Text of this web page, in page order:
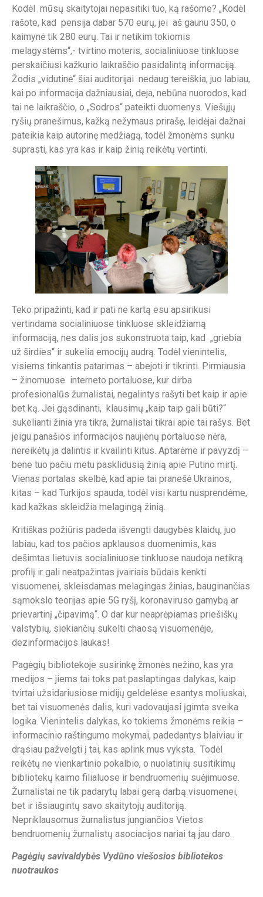
Kodėl mūsų skaitytojai nepasitiki tuo, ką rašome? „Kodėl
rašote, kad pensija dabar 570 eurų, jei aš gaunu 350, o
kaimynė tik 280 eurų. Tai ir netikim tokiomis
melagystėms“,- tvirtino moteris, socialiniuose tinkluose
perskaičiusi kažkurio laikraščio pasidalintą informaciją.
Žodis „vidutinė“ šiai auditorijai nedaug tereiškia, juo labiau,
kai po informacija dažniausiai, deja, nebūna nuorodos, kad
tai ne laikraščio, o „Sodros“ pateikti duomenys. Viešųjų
ryšių pranešimus, kažką nežymaus prirašę, leidėjai dažnai
pateikia kaip autorinę medžiagą, todėl žmonėms sunku
suprasti, kas yra kas ir kaip žinią reikėtų vertinti.
Teko pripažinti, kad ir pati ne kartą esu apsirikusi
vertindama socialiniuose tinkluose skleidžiamą
informaciją, nes dalis jos sukonstruota taip, kad „griebia
už širdies“ ir sukelia emocijų audrą. Todėl vienintelis,
visiems tinkantis patarimas – abejoti ir tikrinti. Pirmiausia
– žinomuose interneto portaluose, kur dirba
profesionalūs žurnalistai, negalintys rašyti bet kaip ir apie
bet ką. Jei gąsdinanti, klausimų „kaip taip gali būti?“
sukelianti žinia yra tikra, žurnalistai tikrai apie tai rašys. Bet
jeigu panašios informacijos naujienų portaluose nėra,
nereikėtų ja dalintis ir kvailinti kitus. Aptarėme ir pavyzdį –
bene tuo pačiu metu pasklidusią žinią apie Putino mirtį.
Vienas portalas skelbė, kad apie tai pranešė Ukrainos,
kitas – kad Turkijos spauda, todėl visi kartu nusprendėme,
kad kažkas skleidžia melagingą žinią.
Kritiškas požiūris padeda išvengti daugybės klaidų, juo
labiau, kad tos pačios apklausos duomenimis, kas
dešimtas lietuvis socialiniuose tinkluose naudoja netikrą
profilį ir gali neatpažintas įvairiais būdais kenkti
visuomenei, skleisdamas melagingas žinias, bauginančias
sąmokslo teorijas apie 5G ryšį, koronaviruso gamybą ar
prievartinį „čipavimą“. O dar kur neaprėpiamas priešiškų
valstybių, siekiančių sukelti chaosą visuomenėje,
dezinformacijos laukas!
Pagėgių bibliotekoje susirinkę žmonės nežino, kas yra
medijos – jiems tai toks pat paslaptingas dalykas, kaip
tvirtai užsidariusiose midijų geldelėse esantys moliuskai,
bet tai visuomenės dalis, kuri vadovaujasi įgimta sveika
logika. Vienintelis dalykas, ko tokiems žmonėms reikia –
informacinio raštingumo mokymai, padedantys blaiviau ir
drąsiau pažvelgti į tai, kas aplink mus vyksta. Todėl
reikėtų ne vienkartinio pokalbio, o nuolatinių susitikimų
bibliotekų kaimo filialuose ir bendruomenių suėjimuose.
Žurnalistai ne tik padarytų labai gerą darbą visuomenei,
bet ir išsiaugintų savo skaitytojų auditoriją.
Nepriklausomus žurnalistus jungiančios Vietos
bendruomenių žurnalistų asociacijos nariai tą jau daro.
Pagėgių savivaldybės Vydūno viešosios bibliotekos
nuotraukos